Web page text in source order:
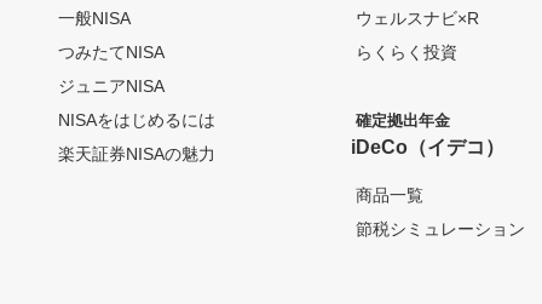
一般NISA
つみたてNISA
ジュニアNISA
NISAをはじめるには
楽天証券NISAの魅力
ウェルスナビ×R
らくらく投資
確定拠出年金
iDeCo（イデコ）
商品一覧
節税シミュレーション